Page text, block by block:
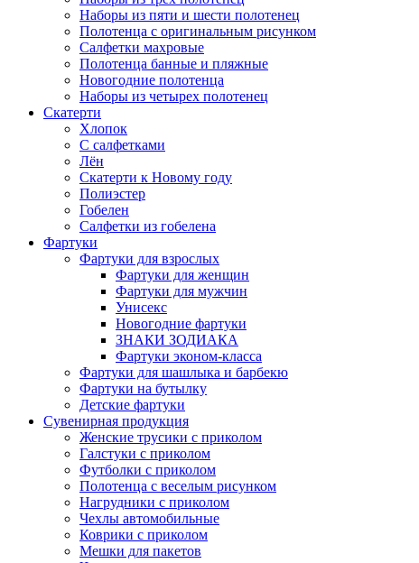
Наборы из пяти и шести полотенец
Полотенца с оригинальным рисунком
Салфетки махровые
Полотенца банные и пляжные
Новогодние полотенца
Наборы из четырех полотенец
Скатерти
Хлопок
С салфетками
Лён
Скатерти к Новому году
Полиэстер
Гобелен
Салфетки из гобелена
Фартуки
Фартуки для взрослых
Фартуки для женщин
Фартуки для мужчин
Унисекс
Новогодние фартуки
ЗНАКИ ЗОДИАКА
Фартуки эконом-класса
Фартуки для шашлыка и барбекю
Фартуки на бутылку
Детские фартуки
Сувенирная продукция
Женские трусики с приколом
Галстуки с приколом
Футболки с приколом
Полотенца с веселым рисунком
Нагрудники с приколом
Чехлы автомобильные
Коврики с приколом
Мешки для пакетов